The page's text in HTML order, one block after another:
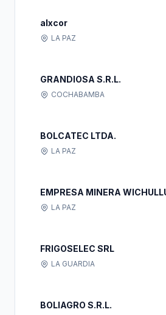
alxcor
LA PAZ
GRANDIOSA S.R.L.
COCHABAMBA
BOLCATEC LTDA.
LA PAZ
EMPRESA MINERA
LA PAZ
FRIGOSELEC SRL
LA GUARDIA
BOLIAGRO S.R.L.